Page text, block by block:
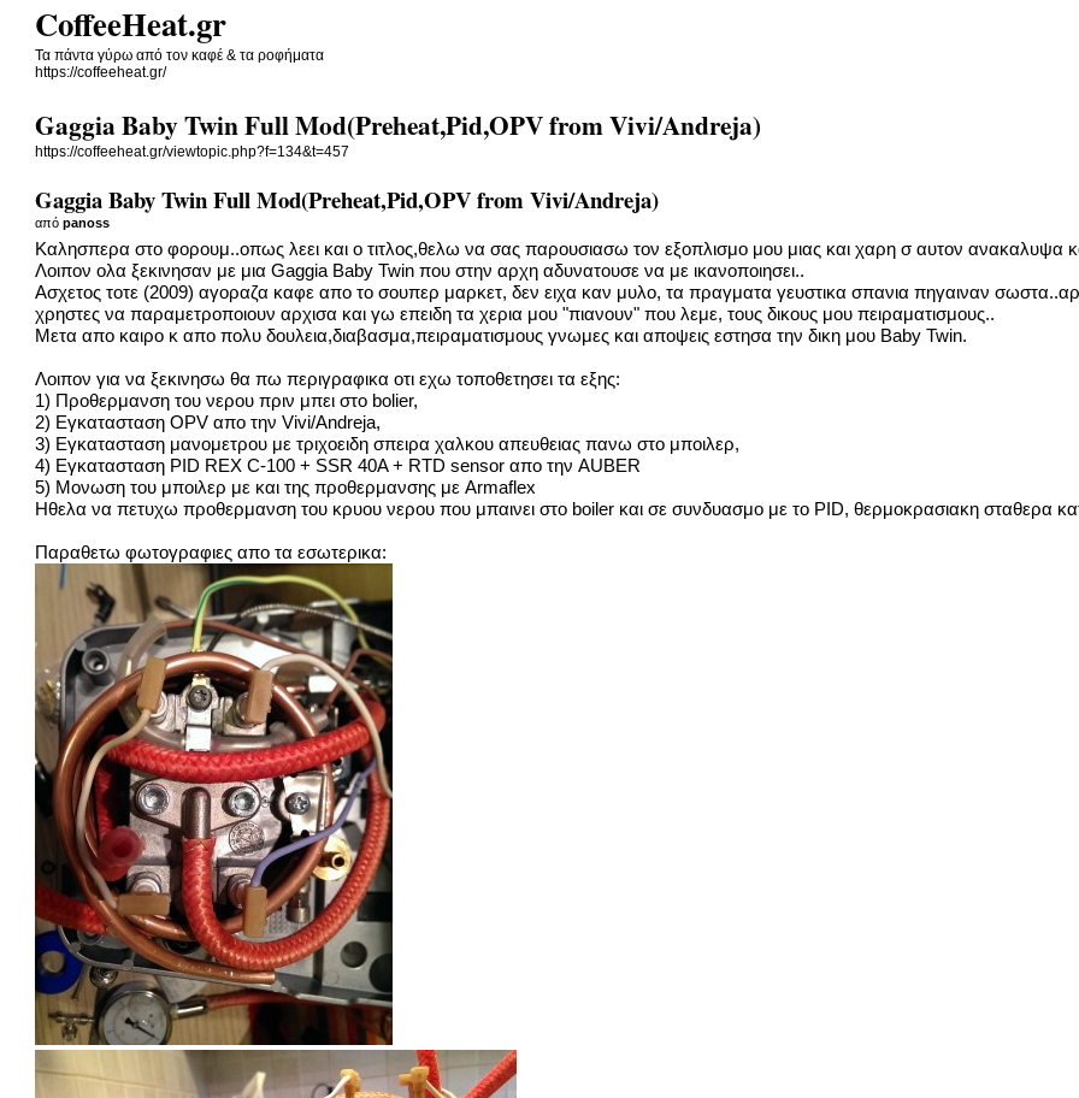
CoffeeHeat.gr
Τα πάντα γύρω από τον καφέ & τα ροφήματα
https://coffeeheat.gr/
Gaggia Baby Twin Full Mod(Preheat,Pid,OPV from Vivi/Andreja)
https://coffeeheat.gr/viewtopic.php?f=134&t=457
Gaggia Baby Twin Full Mod(Preheat,Pid,OPV from Vivi/Andreja)
απόpanoss
Καλησπερα στο φορουμ..οπως λεει και ο τιτλος,θελω να σας παρουσιασω τον εξοπλισμο μου μιας και χαρη σ αυτον ανακαλυψα
Λοιπον ολα ξεκινησαν με μια Gaggia Baby Twin που στην αρχη αδυνατουσε να με ικανοποιησει..
Ασχετος τοτε (2009) αγοραζα καφε απο το σουπερ μαρκετ, δεν ειχα καν μυλο, τα πραγματα γευστικα σπανια πηγαιναν
χρηστες να παραμετροποιουν αρχισα και γω επειδη τα χερια μου "πιανουν" που λεμε, τους δικους μου πειραματισμους..
Μετα απο καιρο κ απο πολυ δουλεια,διαβασμα,πειραματισμους γνωμες και αποψεις εστησα την δικη μου Baby Twin.
Λοιπον για να ξεκινησω θα πω περιγραφικα οτι εχω τοποθετησει τα εξης:
1) Προθερμανση του νερου πριν μπει στο bolier,
2) Εγκατασταση OPV απο την Vivi/Andreja,
3) Εγκατασταση μανομετρου με τριχοειδη σπειρα χαλκου απευθειας πανω στο μποιλερ,
4) Εγκατασταση PID REX C-100 + SSR 40A + RTD sensor απο την AUBER
5) Μονωση του μποιλερ με και της προθερμανσης με Armaflex
Ηθελα να πετυχω προθερμανση του κρυου νερου που μπαινει στο boiler και σε συνδυασμο με το PID, θερμοκρασιακη σταθερα
Παραθετω φωτογραφιες απο τα εσωτερικα: